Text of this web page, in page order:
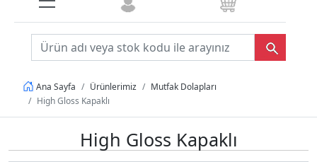
Ana Sayfa Ürünlerimiz
Mutfak Dolapları
High Gloss Kapaklı
High Gloss Kapaklı